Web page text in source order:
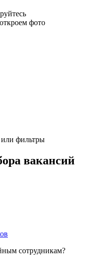
фото
фильтры
вакансий
сотрудникам?